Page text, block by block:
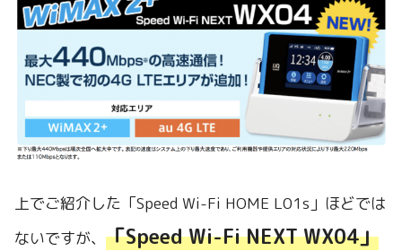
上でご紹介した「Speed Wi-Fi HOME L01s」ほどでは
ないですが、 「Speed Wi-Fi NEXT WX04」